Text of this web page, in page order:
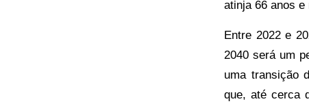
atinja 66 anos
Entre 2022 e
2040 será um
uma transição
que, até cerca